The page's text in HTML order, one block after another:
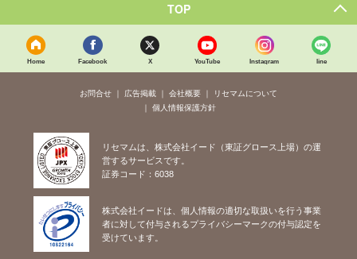
TOP
Home Facebook X YouTube Instagram line
お問合せ 広告掲載 会社概要
リセマムについて
個人情報保護方針
リセマムは、株式会社イード（東証グロース上場）の運
営するサービスです。
証券コード：6038
株式会社イードは、個人情報の適切な取扱いを行う事業
者に対して付与されるプライバシーマークの付与認定を
受けています。